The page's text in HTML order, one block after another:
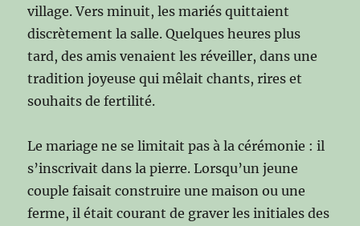
village. Vers minuit, les mariés quittaient
discrètement la salle. Quelques heures plus
tard, des amis venaient les réveiller, dans une
tradition joyeuse qui mêlait chants, rires et
souhaits de fertilité.
Le mariage ne se limitait pas à la cérémonie : il
s’inscrivait dans la pierre. Lorsqu’un jeune
couple faisait construire une maison ou une
ferme, il était courant de graver les initiales des